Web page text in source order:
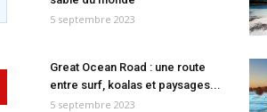
5 septembre 2023
Great Ocean Road : une route
entre surf, koalas et paysages...
5 septembre 2023